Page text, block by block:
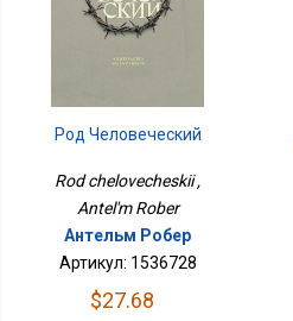
Род Человеческий
Rod chelovecheskii ,
Antel'm Rober
Антельм Робер
Артикул: 1536728
$27.68